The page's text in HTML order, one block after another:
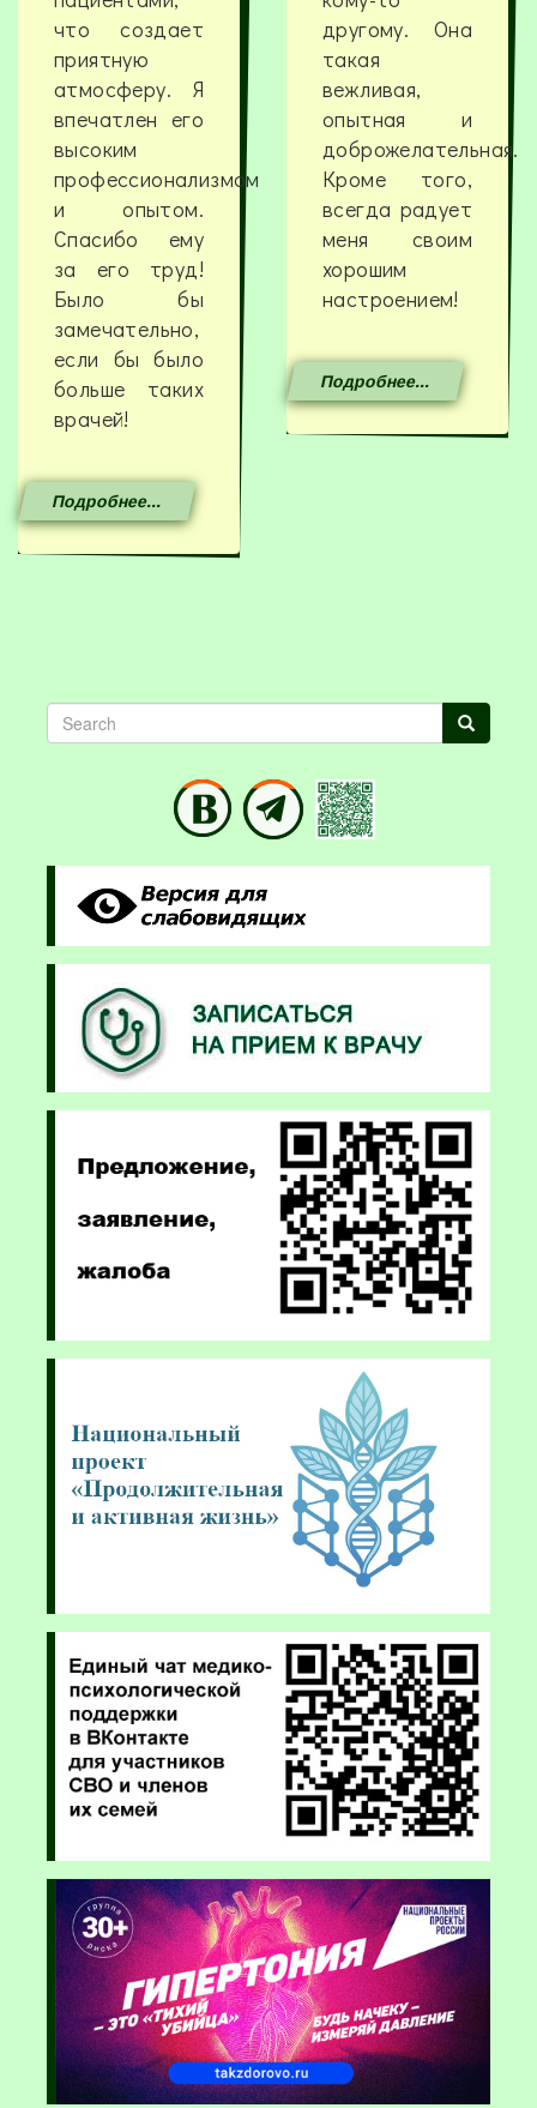
что создает
приятную
атмосферу. Я
впечатлен его
высоким
профессионализмом
и опытом.
Спасибо ему
за его труд!
Было бы
замечательно,
если бы было
больше таких
врачей!
Подробнее...
другому. Она
такая
вежливая,
опытная и
доброжелательная.
Кроме того,
всегда радует
меня своим
хорошим
настроением!
Подробнее...
Search Search